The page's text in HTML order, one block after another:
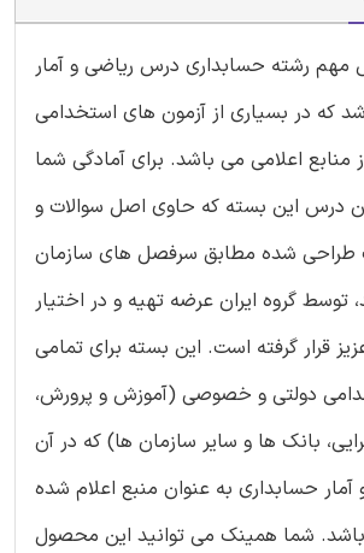
مهم رشته حسابداری درس ریاضی و آمار
که در بسیاری از آزمون های استخدامی
منابع اعلامی می باشد. برای آمادگی شما
درس این بسته که حاوی اصل سوالات و
طراحی شده مطابق سرفصل های سازمان
گروه ایران عرضه تهیه و در اختیار
قرار گرفته است. این بسته برای تمامی
دولتی و خصوصی (آموزش و پرورش،
بانک ها و سایر سازمان ها) که در آن
حسابداری به عنوان منبع اعلام شده
شما همینک می توانید این محصول